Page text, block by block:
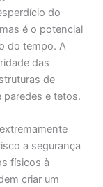
do
é o potencial
do tempo. A
das
de
paredes e tetos.
a segurança
físicos à
criar um